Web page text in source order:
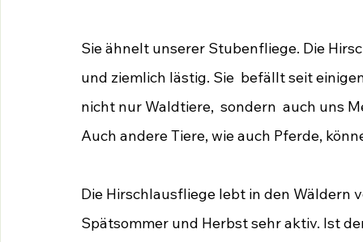
Sie ähnelt unserer Stubenfliege. Die
und ziemlich lästig. Sie  befällt seit
nicht nur Waldtiere,  sondern  auch uns
Auch andere Tiere, wie auch Pferde,
Die Hirschlausfliege lebt in den Wäldern
Spätsommer und Herbst sehr aktiv. Ist